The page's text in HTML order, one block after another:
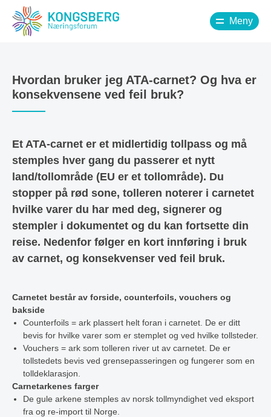
Meny
Hvordan bruker jeg ATA-carnet? Og hva er
konsekvensene ved feil bruk?
Et ATA-carnet er et midlertidig tollpass og må
stemples hver gang du passerer et nytt
land/tollområde (EU er et tollområde). Du
stopper på rød sone, tolleren noterer i carnetet
hvilke varer du har med deg, signerer og
stempler i dokumentet og du kan fortsette din
reise. Nedenfor følger en kort innføring i bruk
av carnet, og konsekvenser ved feil bruk.
Carnetet består av forside, counterfoils, vouchers og
bakside
Counterfoils = ark plassert helt foran i carnetet. De er ditt
bevis for hvilke varer som er stemplet og ved hvilke tollsteder.
Vouchers = ark som tolleren river ut av carnetet. De er
tollstedets bevis ved grensepasseringen og fungerer som en
tolldeklarasjon.
Carnetarkenes farger
De gule arkene stemples av norsk tollmyndighet ved eksport
fra og re-import til Norge.